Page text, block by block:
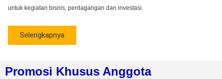
untuk kegiatan bisnis, perdagangan dan investasi.
Selengkapnya
Promosi Khusus Anggota